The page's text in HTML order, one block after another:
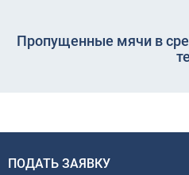
Пропущенные мячи в
ПОДАТЬ ЗАЯВКУ